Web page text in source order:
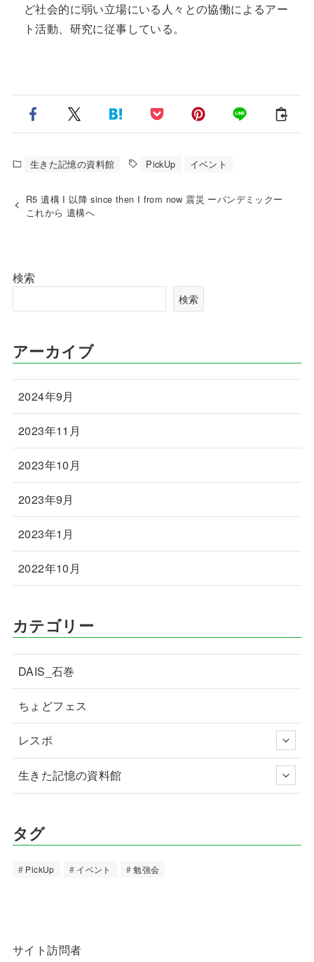
ど社会的に弱い立場にいる人々との協働によるアー
ト活動、研究に従事している。
生きた記憶の資料館 PickUp イベント
R5 遺構 I 以降 since then I from now 震災 ーパンデミックー
これから 遺構へ
検索
検索
アーカイブ
2024年9月
2023年11月
2023年10月
2023年9月
2023年1月
2022年10月
カテゴリー
DAIS_石巻
ちょどフェス
レスポ
生きた記憶の資料館
タグ
PickUp イベント 勉強会
サイト訪問者